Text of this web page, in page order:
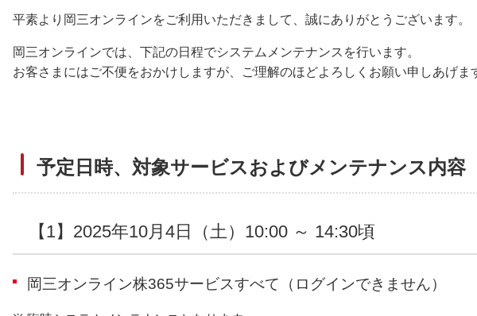
平素より岡三オンラインをご利用いただきまして、誠にありがとうございます。
岡三オンラインでは、下記の日程でシステムメンテナンスを行います。
お客さまにはご不便をおかけしますが、ご理解のほどよろしくお願い申しあげま
予定日時、対象サービスおよびメンテナンス内容
【1】2025年10月4日（土）10:00 ～ 14:30頃
岡三オンライン株365サービスすべて（ログインできません）